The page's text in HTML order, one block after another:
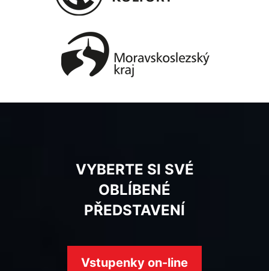
VYBERTE SI SVÉ
OBLÍBENÉ
PŘEDSTAVENÍ
Vstupenky on-line